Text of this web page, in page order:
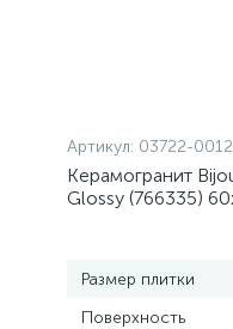
Артикул: 03722-0012
Керамогранит
Glossy (766335)
Размер плитки
Поверхность